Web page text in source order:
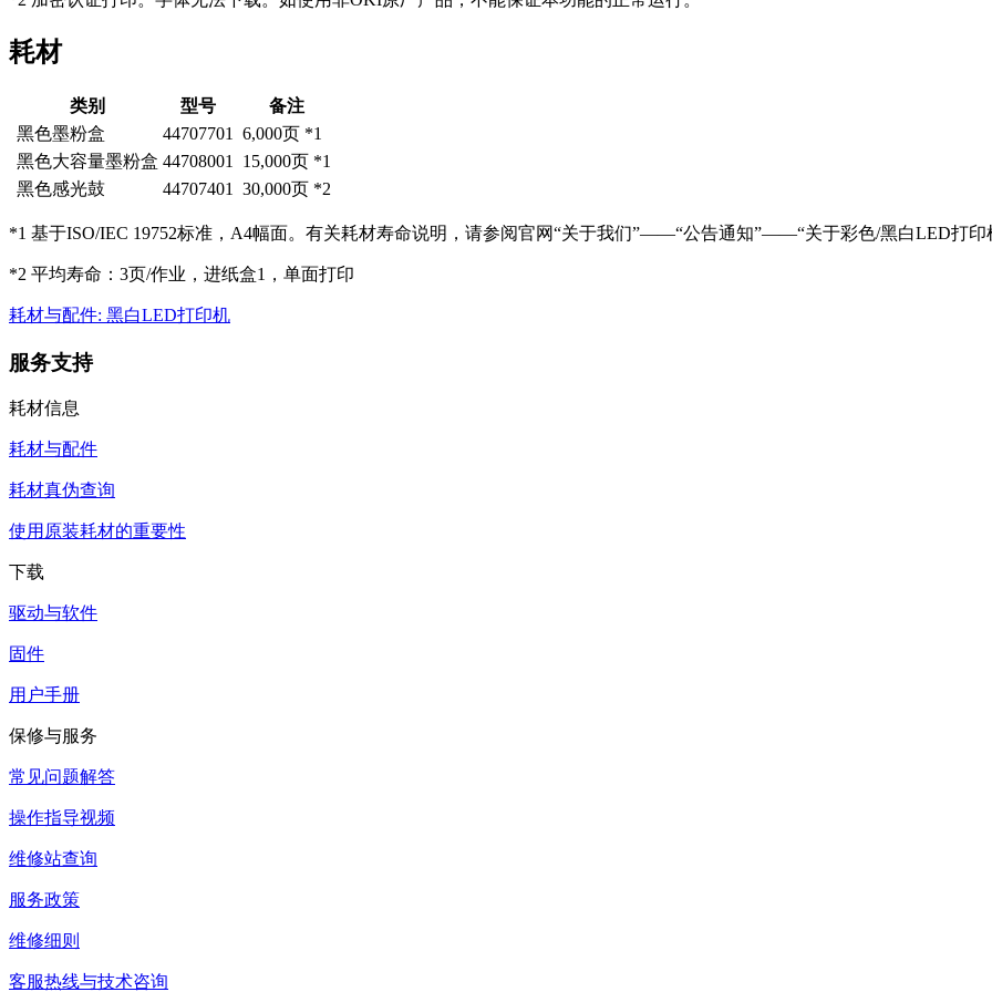
耗材
类别 型号
备注
黑色墨粉盒
44707701
6,000页 *1
黑色大容量墨粉盒 44708001
15,000页 *1
黑色感光鼓
44707401 30,000页 *2
*1 基于ISO/IEC 19752标准，A4幅面。有关耗材寿命说明，请参阅官网“关于我们”——“公告通知”——“关于彩色/黑白LED打印
*2 平均寿命：3页/作业，进纸盒1，单面打印
耗材与配件: 黑白LED打印机
服务支持
耗材信息
耗材与配件
耗材真伪查询
使用原装耗材的重要性
下载
驱动与软件
固件
用户手册
保修与服务
常见问题解答
操作指导视频
维修站查询
服务政策
维修细则
客服热线与技术咨询